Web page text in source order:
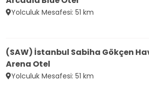
Yolculuk Mesafesi: 51 km
(SAW) İstanbul Sabiha Gökçen
Arena Otel
Yolculuk Mesafesi: 51 km